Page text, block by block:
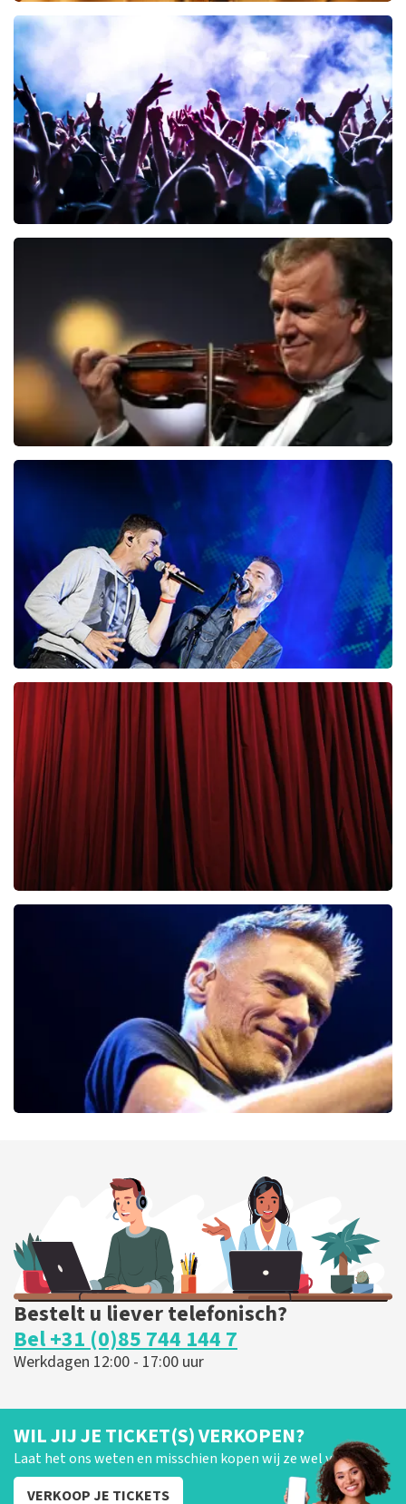
Teddy Swims
BESTEL NU
BESTEL NU
Andre Rieu
laatste 30 minuten
BESTEL NU
Clouseau
65
BESTEL NU
Bestelt u liever telefonisch?
Bel +31 (0)85 744 144 7
Werkdagen 12:00 - 17:00 uur
WIL JIJ JE TICKET(S) VERKOPEN?
Laat het ons weten en misschien kopen wij ze wel van je!
VERKOOP JE TICKETS